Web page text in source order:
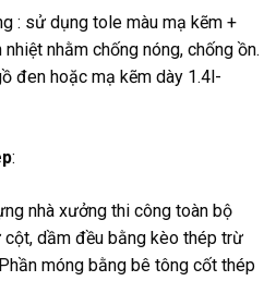
: sử dụng tole màu mạ kẽm +
nhằm chống nóng, chống ồn.
đen hoặc mạ kẽm dày 1.4l-
:
nhà xưởng thi công toàn bộ
cột, dầm đều bằng kèo thép trừ
móng bằng bê tông cốt thép